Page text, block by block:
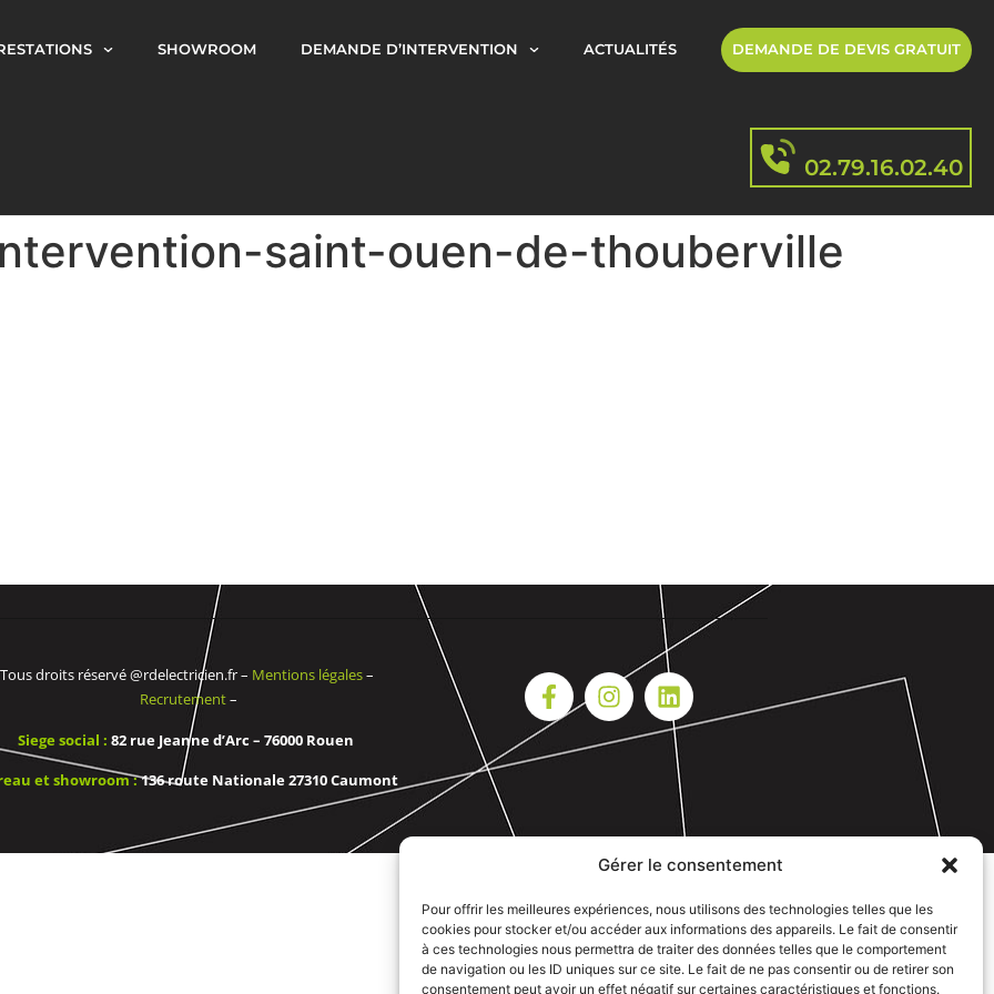
Gérer le consentement
Pour offrir les meilleures expériences, nous utilisons des technologies telles que les
cookies pour stocker et/ou accéder aux informations des appareils. Le fait de consentir
à ces technologies nous permettra de traiter des données telles que le comportement
de navigation ou les ID uniques sur ce site. Le fait de ne pas consentir ou de retirer son
consentement peut avoir un effet négatif sur certaines caractéristiques et fonctions.
SHOWROOM DEMANDE D’INTERVENTION ACTUALITÉS DEMANDE DE DEVIS GRATUIT
02.79.16.02.40
saint-ouen-de-thouberville
Tous droits réservé @rdelectricien.fr – Mentions légales–
Recrutement–
Siege social : 82 rue Jeanne d’Arc – 76000 Rouen
et showroom :136 route Nationale 27310 Caumont